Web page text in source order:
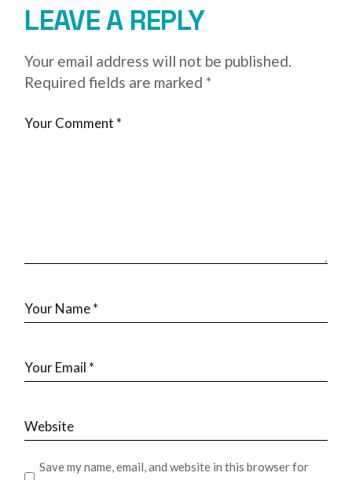
LEAVE A REPLY
Your email address will not be published.
Required fields are marked*
Save my name, email, and website in this browser for